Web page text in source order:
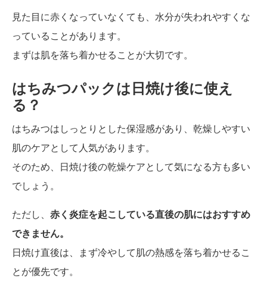
見た目に赤くなっていなくても、水分が失われやすくな
っていることがあります。
まずは肌を落ち着かせることが大切です。
はちみつパックは日焼け後に使え
る？
はちみつはしっとりとした保湿感があり、乾燥しやすい
肌のケアとして人気があります。
そのため、日焼け後の乾燥ケアとして気になる方も多い
でしょう。
ただし、 赤く炎症を起こしている直後の肌にはおすすめ
できません。
日焼け直後は、まず冷やして肌の熱感を落ち着かせるこ
とが優先です。